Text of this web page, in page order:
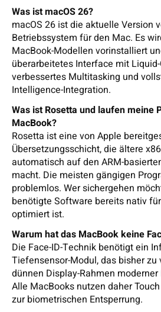
Was ist macOS 26?
macOS 26 ist die aktuelle Version
Betriebssystem für den Mac. Es
MacBook-Modellen vorinstalliert
überarbeitetes Interface mit
verbessertes Multitasking und
Intelligence-Integration.
Was ist Rosetta und laufen meine
MacBook?
Rosetta ist eine von Apple
Übersetzungsschicht, die ältere
automatisch auf den ARM-
macht. Die meisten gängigen
problemlos. Wer sichergehen
benötigte Software bereits nativ
optimiert ist.
Warum hat das MacBook keine
Die Face-ID-Technik benötigt ein
Tiefensensor-Modul, das bisher
dünnen Display-Rahmen
Alle MacBooks nutzen daher
zur biometrischen Entsperrung.